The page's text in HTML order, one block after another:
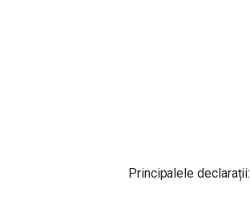
Principalele declarații: